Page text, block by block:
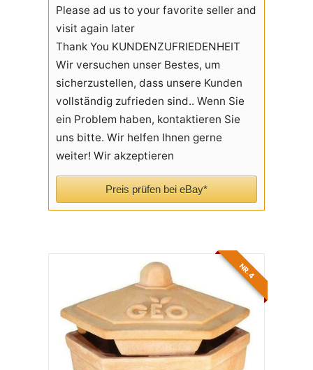
Please ad us to your favorite seller and
visit again later
Thank You KUNDENZUFRIEDENHEIT
Wir versuchen unser Bestes, um
sicherzustellen, dass unsere Kunden
vollständig zufrieden sind.. Wenn Sie
ein Problem haben, kontaktieren Sie
uns bitte. Wir helfen Ihnen gerne
weiter! Wir akzeptieren
Preis prüfen bei eBay*
NR. 4